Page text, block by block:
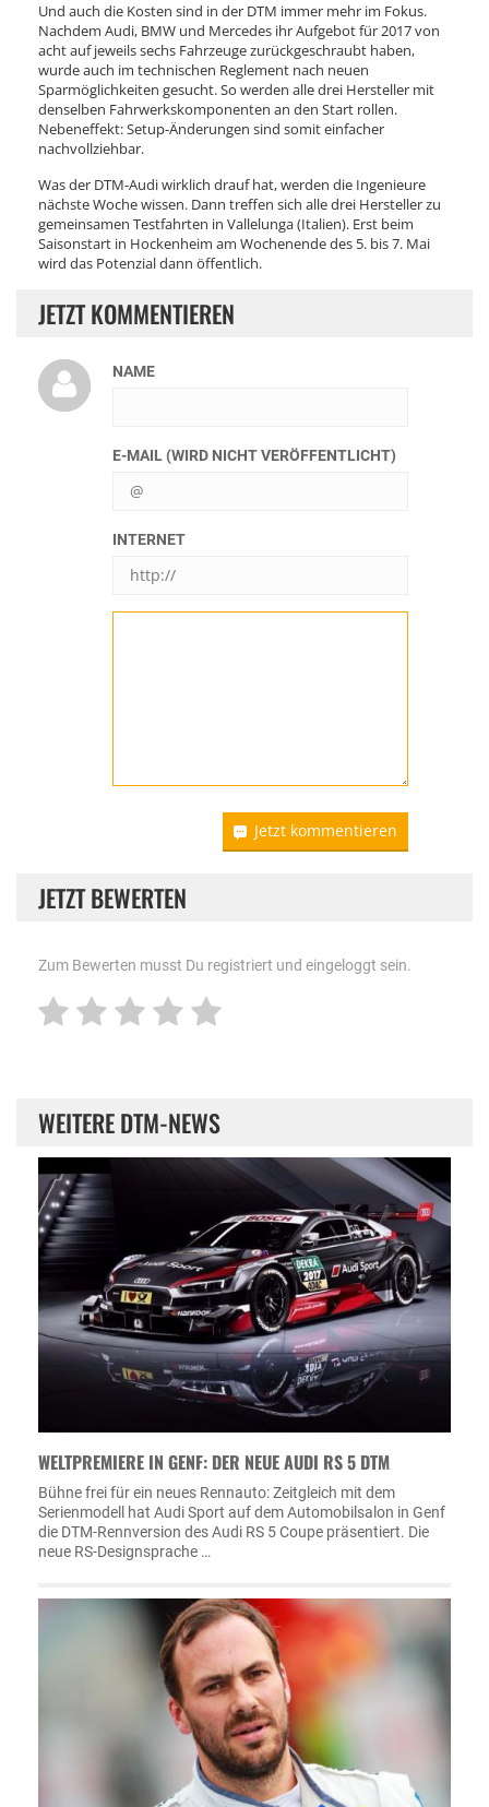
Und auch die Kosten sind in der DTM immer mehr im Fokus.
Nachdem Audi, BMW und Mercedes ihr Aufgebot für 2017 von
acht auf jeweils sechs Fahrzeuge zurückgeschraubt haben,
wurde auch im technischen Reglement nach neuen
Sparmöglichkeiten gesucht. So werden alle drei Hersteller mit
denselben Fahrwerkskomponenten an den Start rollen.
Nebeneffekt: Setup-Änderungen sind somit einfacher
nachvollziehbar.
Was der DTM-Audi wirklich drauf hat, werden die Ingenieure
nächste Woche wissen. Dann treffen sich alle drei Hersteller zu
gemeinsamen Testfahrten in Vallelunga (Italien). Erst beim
Saisonstart in Hockenheim am Wochenende des 5. bis 7. Mai
wird das Potenzial dann öffentlich.
JETZT KOMMENTIEREN
NAME
E-MAIL (WIRD NICHT VERÖFFENTLICHT)
INTERNET
Jetzt kommentieren
JETZT BEWERTEN
Zum Bewerten musst Du registriert und eingeloggt sein.
WEITERE DTM-NEWS
WELTPREMIERE IN GENF: DER NEUE AUDI RS 5 DTM
Bühne frei für ein neues Rennauto: Zeitgleich mit dem
Serienmodell hat Audi Sport auf dem Automobilsalon in Genf
die DTM-Rennversion des Audi RS 5 Coupe präsentiert. Die
neue RS-Designsprache …